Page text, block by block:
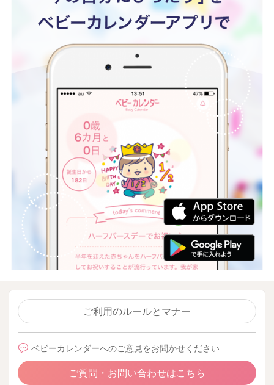
ご利用のルールとマナー
ベビーカレンダーへのご意見をお聞かせください
ご質問・お問い合わせはこちら